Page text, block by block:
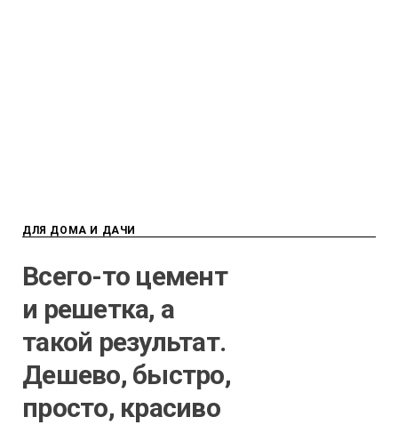
ДЛЯ ДОМА И ДАЧИ
Всего-то цемент
и решетка, а
такой результат.
Дешево, быстро,
просто, красиво